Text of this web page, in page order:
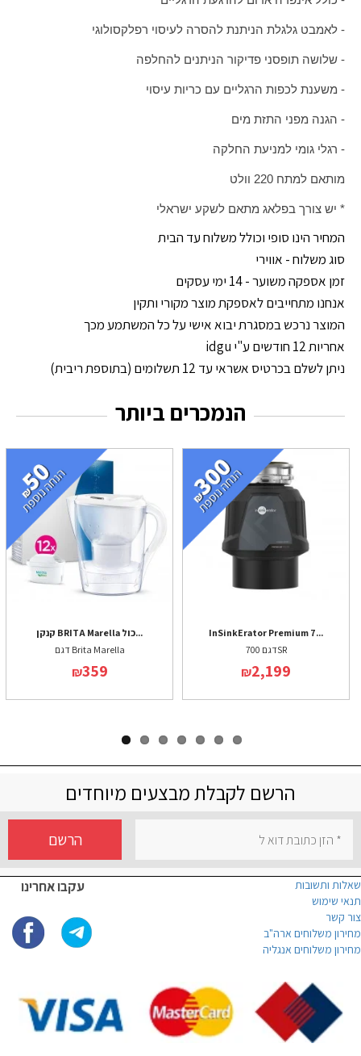
- לאמבט גלגלת הניתנת להסרה לעיסוי רפלקסולוגי
- שלושה תופסני פדיקור הניתנים להחלפה
- משענת לכפות הרגליים עם כריות עיסוי
- הגנה מפני התזת מים
- רגלי גומי למניעת החלקה
מותאם למתח 220 וולט
* יש צורך בפלאג מתאם לשקע ישראלי
המחיר הינו סופי וכולל משלוח עד הבית
סוג משלוח - אווירי
זמן אספקה משוער - 14 ימי עסקים
אנחנו מתחייבים לאספקת מוצר מקורי ותקין
המוצר נרכש במסגרת יבוא אישי על כל המשתמע מכך
אחריות 12 חודשים ע"י idgu
ניתן לשלם בכרטיס אשראי עד 12 תשלומים (בתוספת ריבית)
הנמכרים ביותר
קנקן BRITA Marella כול...
דגם Brita Marella
₪359
InSinkErator Premium 7...
דגם 700SR
₪2,199
הרשם לקבלת מבצעים מיוחדים
הרשם
עקבו אחרינו
שאלות ותשובות
תנאי שימוש
צור קשר
מחירון משלוחים ארה"ב
מחירון משלוחים אנגליה